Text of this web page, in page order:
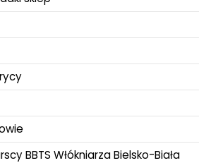
BBTS Włókniarza Bielsko-Biała